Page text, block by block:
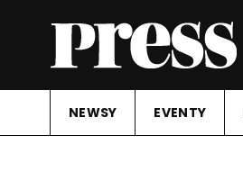
NEWSY EVENTY